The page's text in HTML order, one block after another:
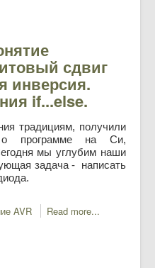
сдвиг
инверсия.
if...else.
традициям, получили
о программе на Си,
мы углубим наши
задача - написать
AVR Read more...